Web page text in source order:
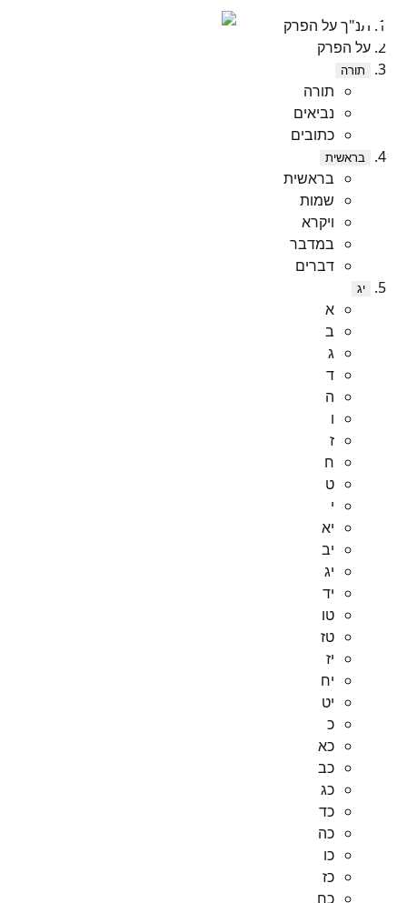
תנ"ך על הפרק
על הפרק
תורה
תורה
נביאים
כתובים
בראשית
בראשית
שמות
ויקרא
במדבר
דברים
יג
א
ב
ג
ד
ה
ו
ז
ח
ט
י
יא
יב
יג
יד
טו
טז
יז
יח
יט
כ
כא
כב
כג
כד
כה
כו
כז
כח